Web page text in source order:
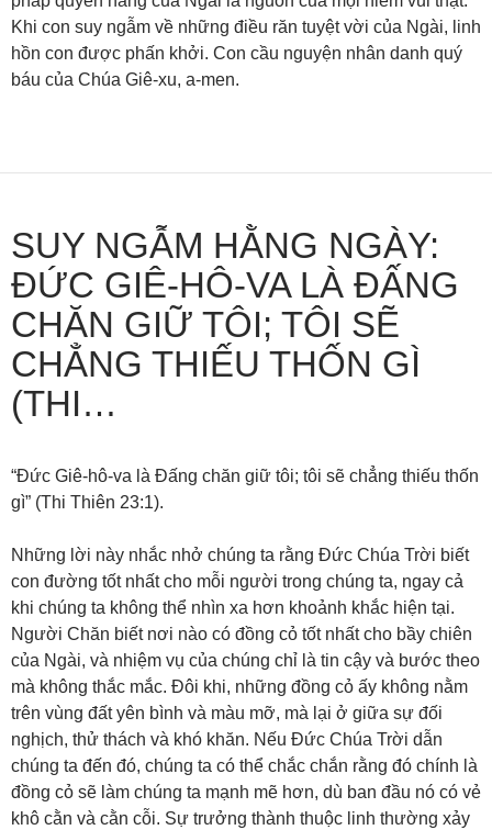
Khi con suy ngẫm về những điều răn tuyệt vời của Ngài, linh
hồn con được phấn khởi. Con cầu nguyện nhân danh quý
báu của Chúa Giê-xu, a-men.
SUY NGẪM HẰNG NGÀY:
ĐỨC GIÊ-HÔ-VA LÀ ĐẤNG
CHĂN GIỮ TÔI; TÔI SẼ
CHẲNG THIẾU THỐN GÌ
(THI…
“Đức Giê-hô-va là Đấng chăn giữ tôi; tôi sẽ chẳng thiếu thốn
gì” (Thi Thiên 23:1).
Những lời này nhắc nhở chúng ta rằng Đức Chúa Trời biết
con đường tốt nhất cho mỗi người trong chúng ta, ngay cả
khi chúng ta không thể nhìn xa hơn khoảnh khắc hiện tại.
Người Chăn biết nơi nào có đồng cỏ tốt nhất cho bầy chiên
của Ngài, và nhiệm vụ của chúng chỉ là tin cậy và bước theo
mà không thắc mắc. Đôi khi, những đồng cỏ ấy không nằm
trên vùng đất yên bình và màu mỡ, mà lại ở giữa sự đối
nghịch, thử thách và khó khăn. Nếu Đức Chúa Trời dẫn
chúng ta đến đó, chúng ta có thể chắc chắn rằng đó chính là
đồng cỏ sẽ làm chúng ta mạnh mẽ hơn, dù ban đầu nó có vẻ
khô cằn và cằn cỗi. Sự trưởng thành thuộc linh thường xảy